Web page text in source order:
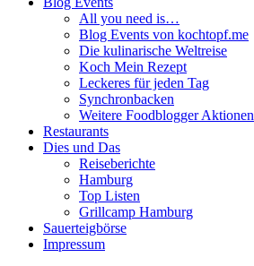
All you need is…
Blog Events von kochtopf.me
Die kulinarische Weltreise
Koch Mein Rezept
Leckeres für jeden Tag
Synchronbacken
Weitere Foodblogger Aktionen
Restaurants
Dies und Das
Reiseberichte
Hamburg
Top Listen
Grillcamp Hamburg
Sauerteigbörse
Impressum